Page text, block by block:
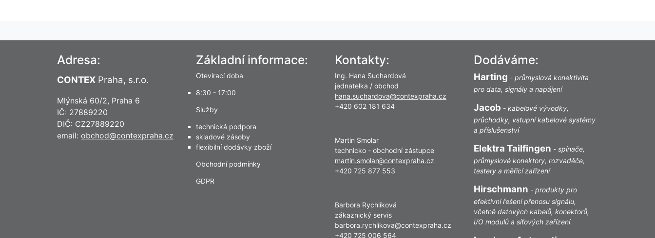
Adresa:
CONTEX Praha, s.r.o.
Mlýnská 60/2, Praha 6
IČ: 27889220
DIČ: CZ27889220
email: obchod@contexpraha.cz
Základní informace:
Otevírací doba
8:30 - 17:00
Služby
technická podpora
skladové zásoby
flexibilní dodávky zboží
Obchodní podmínky
GDPR
Kontakty:
Ing. Hana Suchardová
jednatelka / obchod
hana.suchardova@contexpraha.cz
+420 602 181 634
Martin Smolar
technicko - obchodní zástupce
martin.smolar@contexpraha.cz
+420 725 877 553
Barbora Rychlíková
zákaznický servis
barbora.rychlikova@contexpraha.cz
+420 725 006 564
Dodáváme:
Harting - průmyslová konektivita
pro data, signály a napájení
Jacob - kabelové vývodky,
průchodky, vstupní kabelové systémy
a příslušenství
Elektra Tailfingen - spínače,
průmyslové konektory, rozvaděče,
testery a měřící zařízení
Hirschmann - produkty pro
efektivní řešení přenosu signálu,
včetně datových kabelů, konektorů,
I/O modulů a síťových zařízení